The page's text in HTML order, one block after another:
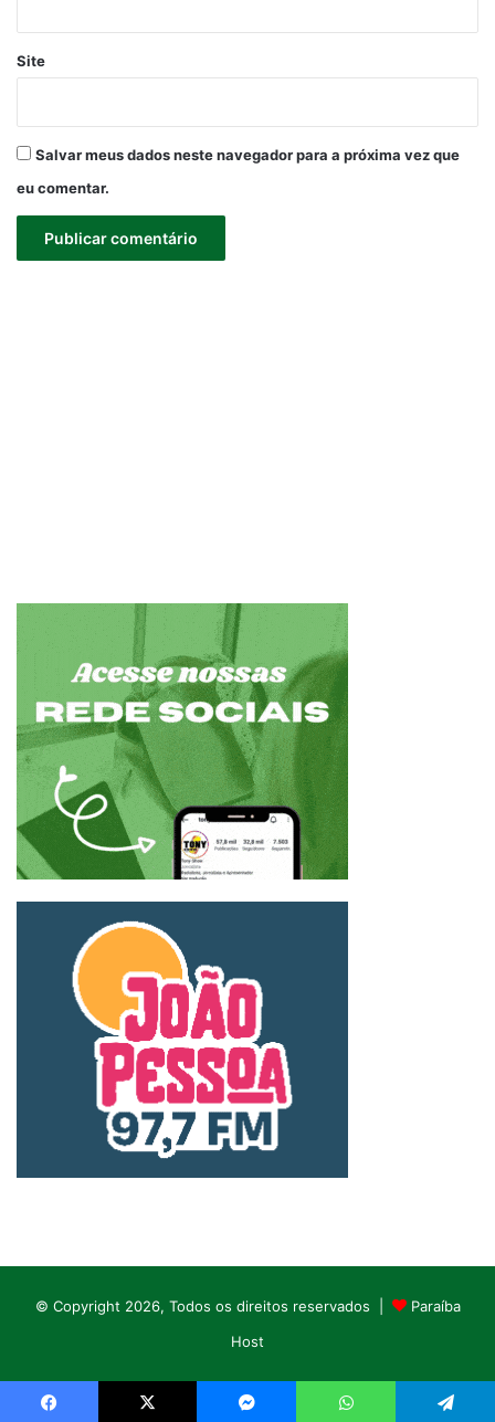
Site
Salvar meus dados neste navegador para a próxima vez que
eu comentar.
© Copyright 2026, Todos os direitos reservados |
Paraíba
Host